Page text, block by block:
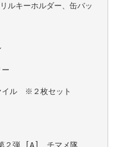
ルキーホルダー、缶バッ
イル ※２枚セット
第２弾 [A] チマメ隊